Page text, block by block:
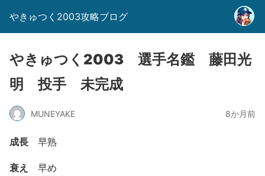
やきゅつく2003攻略ブログ
やきゅつく2003 選手名鑑 藤田光
明 投手 未完成
MUNEYAKE 8か月前
成長 早熟
衰え 早め